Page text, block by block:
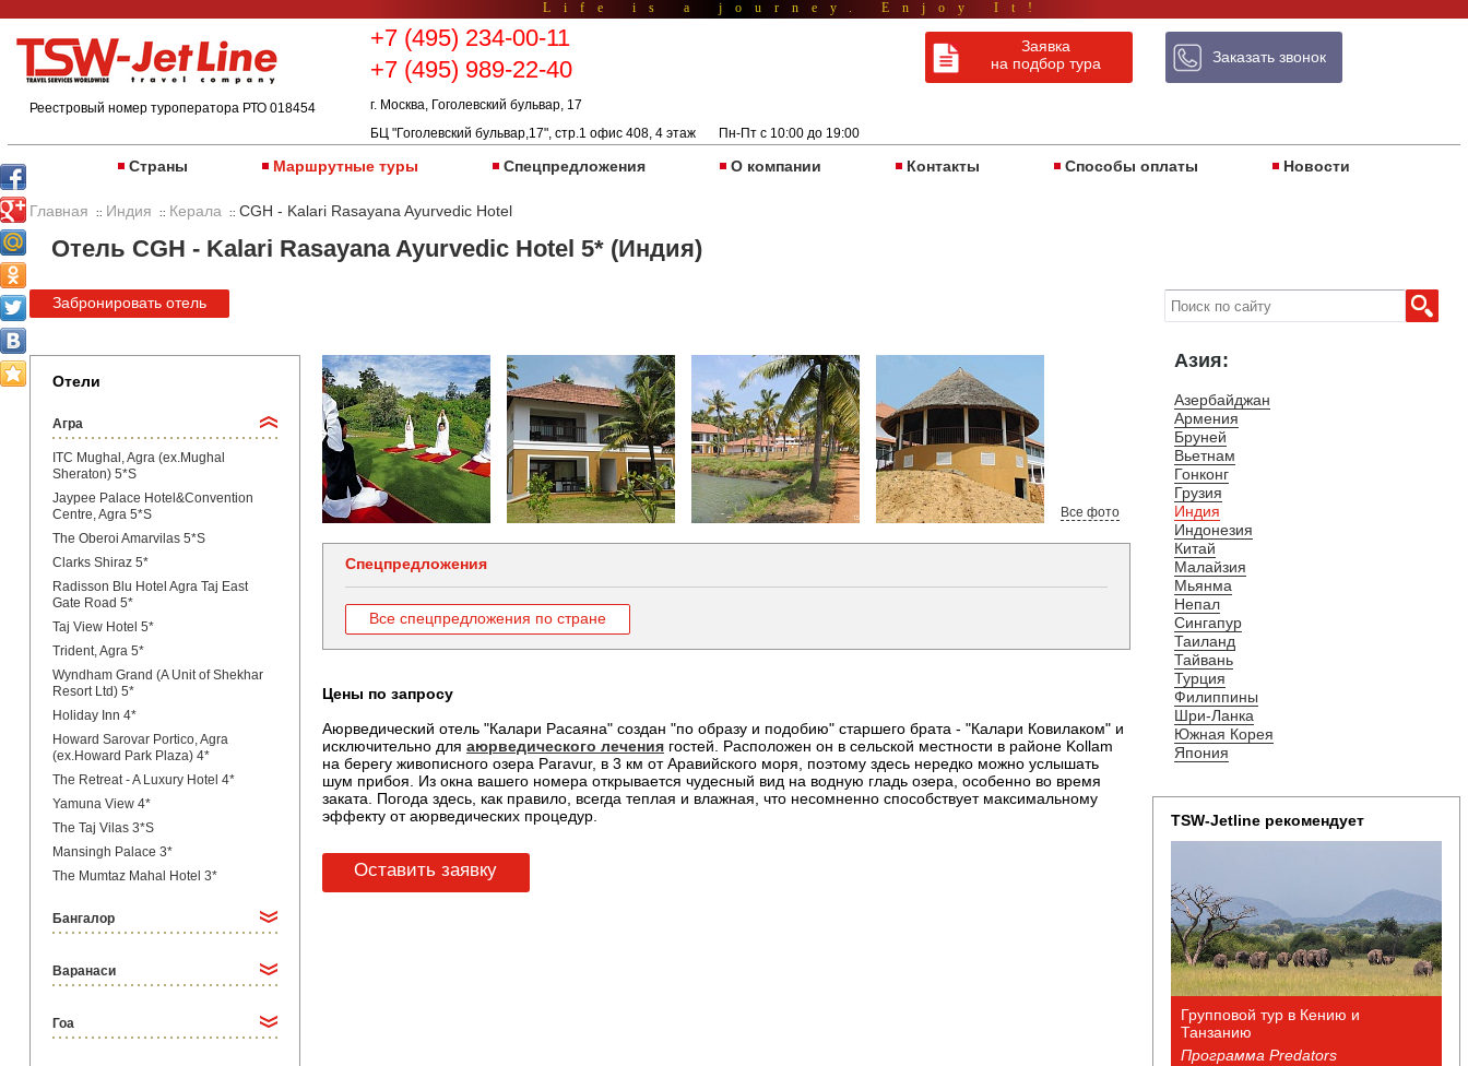
Life is a journey. Enjoy It!
Реестровый номер туроператора РТО 018454
+7 (495) 234-00-11
+7 (495) 989-22-40
г. Москва, Гоголевский бульвар, 17
БЦ "Гоголевский бульвар,17", стр.1 офис 408, 4 этаж Пн-Пт с 10:00 до 19:00
Заявка
на подбор тура
Заказать звонок
Страны Маршрутные туры Спецпредложения О компании Контакты Способы оплаты Новости
Главная :: Индия :: Керала :: CGH - Kalari Rasayana Ayurvedic Hotel
Отель CGH - Kalari Rasayana Ayurvedic Hotel 5* (Индия)
Забронировать отель
Отели
Агра
ITC Mughal, Agra (ex.Mughal
Sheraton) 5*S
Jaypee Palace Hotel&Convention
Centre, Agra 5*S
The Oberoi Amarvilas 5*S
Clarks Shiraz 5*
Radisson Blu Hotel Agra Taj East
Gate Road 5*
Taj View Hotel 5*
Trident, Agra 5*
Wyndham Grand (A Unit of Shekhar
Resort Ltd) 5*
Holiday Inn 4*
Howard Sarovar Portico, Agra
(ex.Howard Park Plaza) 4*
The Retreat - A Luxury Hotel 4*
Yamuna View 4*
The Taj Vilas 3*S
Mansingh Palace 3*
The Mumtaz Mahal Hotel 3*
Бангалор
Варанаси
Гоа
Все фото
Спецпредложения
Все спецпредложения по стране
Цены по запросу
Аюрведический отель "Калари Расаяна" создан "по образу и подобию" старшего брата - "Калари Ковилаком" и
исключительно для аюрведического лечениягостей. Расположен он в сельской местности в районе Kollam
на берегу живописного озера Paravur, в 3 км от Аравийского моря, поэтому здесь нередко можно услышать
шум прибоя. Из окна вашего номера открывается чудесный вид на водную гладь озера, особенно во время
заката. Погода здесь, как правило, всегда теплая и влажная, что несомненно способствует максимальному
эффекту от аюрведических процедур.
Оставить заявку
Азия:
Азербайджан
Армения
Бруней
Вьетнам
Гонконг
Грузия
Индия
Индонезия
Китай
Малайзия
Мьянма
Непал
Сингапур
Таиланд
Тайвань
Турция
Филиппины
Шри-Ланка
Южная Корея
Япония
TSW-Jetline рекомендует
Групповой тур в Кению и
Танзанию
Программа Predators